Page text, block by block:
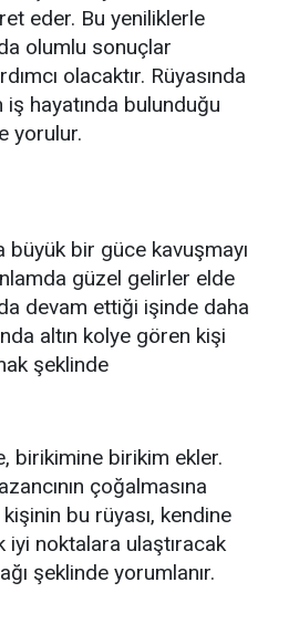
eder. Bu yeniliklerle
olumlu sonuçlar
olacaktır. Rüyasında
hayatında bulunduğu
yorulur.
büyük bir güce kavuşmayı
güzel gelirler elde
devam ettiği işinde daha
altın kolye gören kişi
şeklinde
birikimine birikim ekler.
çoğalmasına
bu rüyası, kendine
iyi noktalara ulaştıracak
şeklinde yorumlanır.